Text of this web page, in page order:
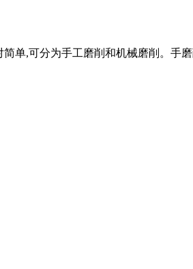
单,可分为手工磨削和机械磨削。